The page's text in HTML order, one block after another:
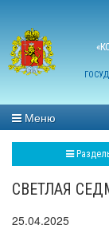
Меню
СВЕТЛАЯ
25.04.2025